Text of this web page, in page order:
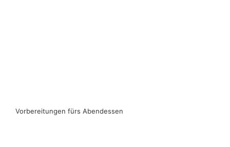
Vorbereitungen fürs Abendessen